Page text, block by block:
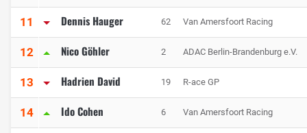
11 Dennis Hauger 62 Van Amersfoort Racing
12 Nico Göhler 2 ADAC Berlin-Brandenburg e.V.
13 Hadrien David 19 R-ace GP
14 Ido Cohen 6 Van Amersfoort Racing